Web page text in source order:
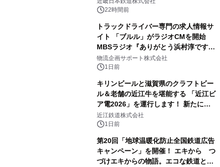
22時間前
トラックドライバー専門の求人情報サ
イト 「ブルル」がラジオCMを開始
MBSラジオ『ありがとう浜村淳です』
にて8月1日(土)より
物流企画サポート株式会社
1日前
キリンビールと滋賀県のクラフトビー
ル＆老舗の近江牛を堪能する 「近江ビ
ア電2026」を運行します！ 新たに
「長濱浪漫ビール」が参加！キリン一
番搾り飲み放題が復活！
近江鉄道株式会社
1日前
第20回「地球温暖化防止全国鉄道広告
キャンペーン」を開催！ エキから つ
づけエキからの物語。エコな鉄道とと